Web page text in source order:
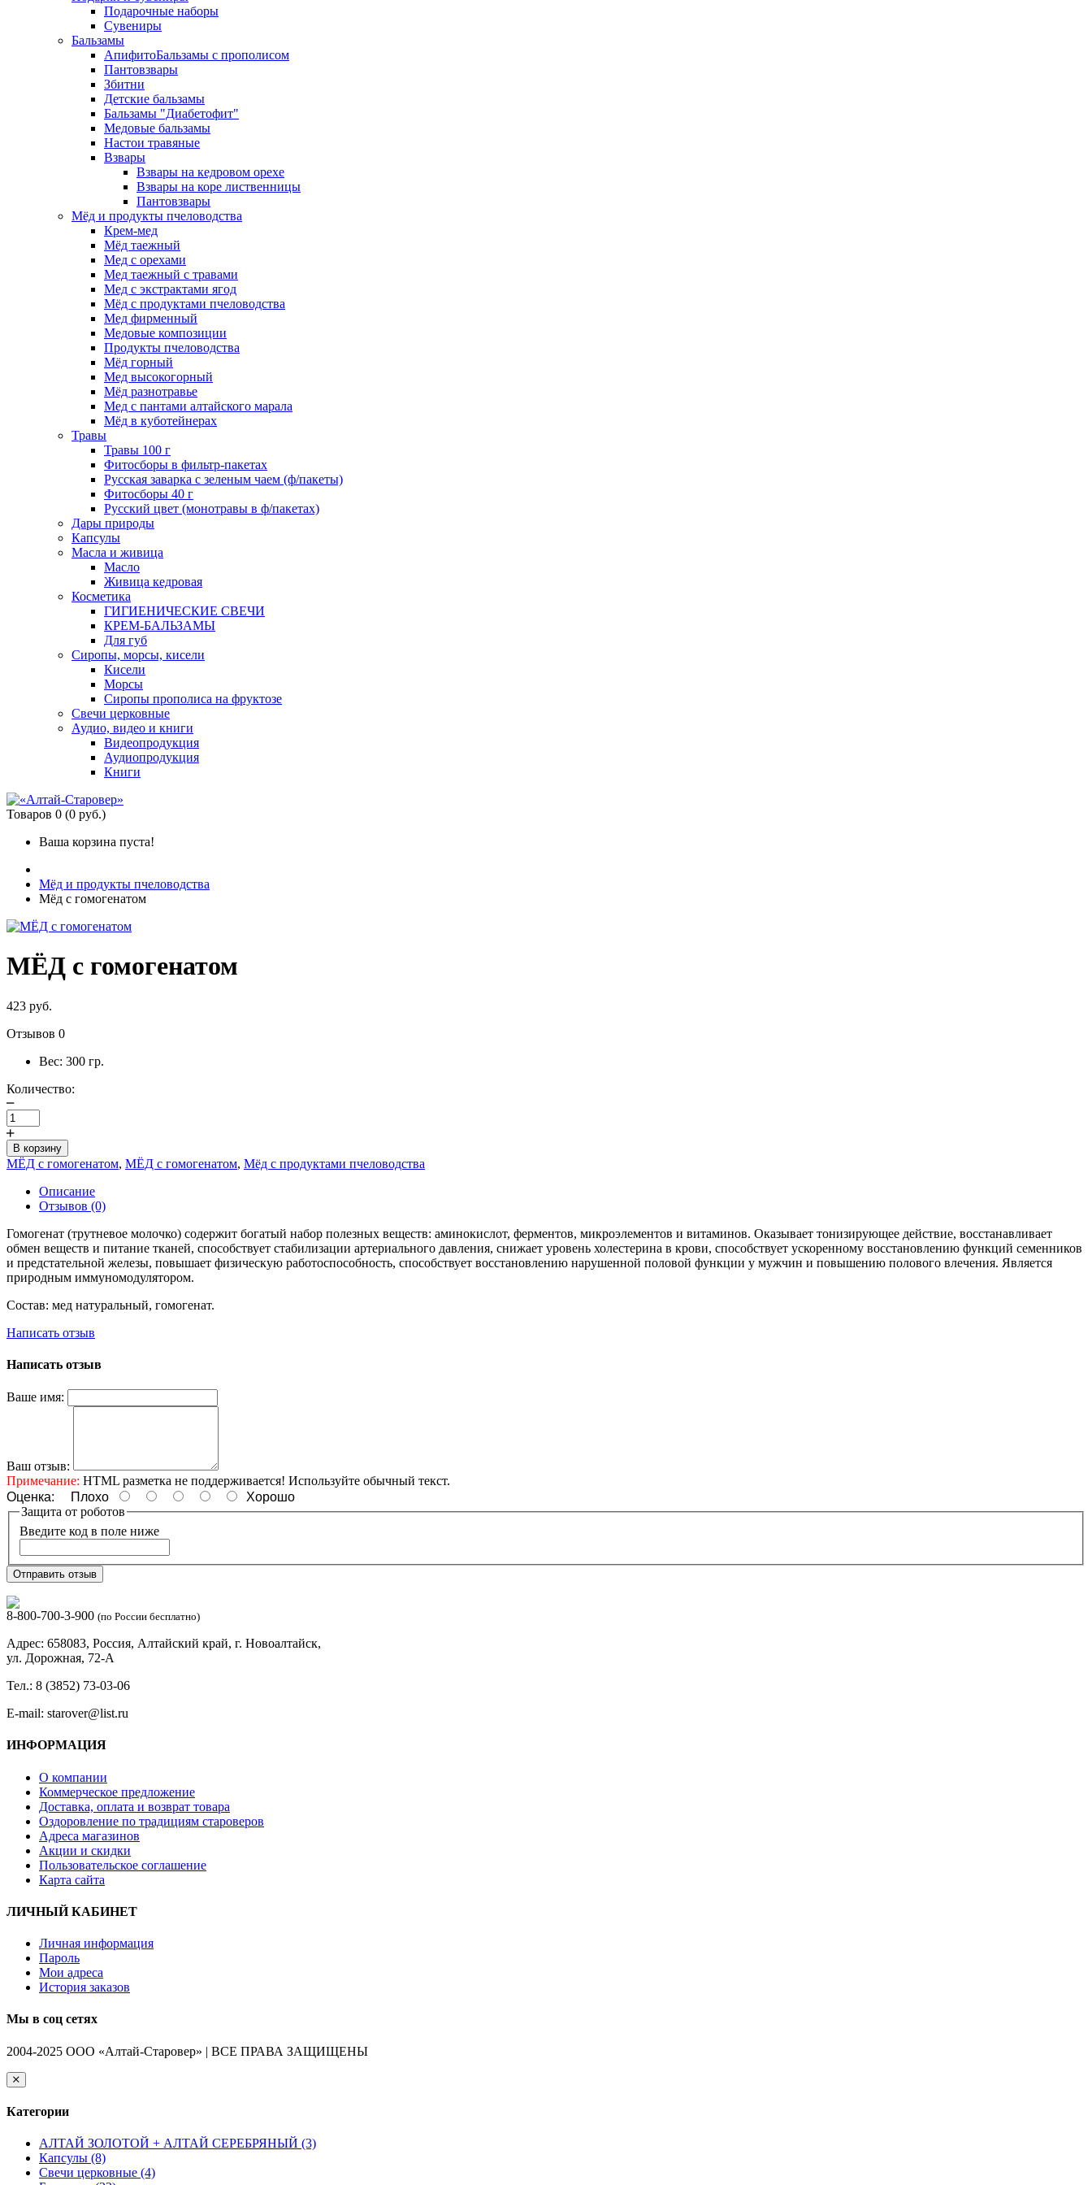
Подарочные наборы
Сувениры
Бальзамы
АпифитоБальзамы с прополисом
Пантовзвары
Збитни
Детские бальзамы
Бальзамы "Диабетофит"
Медовые бальзамы
Настои травяные
Взвары
Взвары на кедровом орехе
Взвары на коре лиственницы
Пантовзвары
Мёд и продукты пчеловодства
Крем-мед
Мёд таежный
Мед с орехами
Мед таежный с травами
Мед с экстрактами ягод
Мёд с продуктами пчеловодства
Мед фирменный
Медовые композиции
Продукты пчеловодства
Мёд горный
Мед высокогорный
Мёд разнотравье
Мед с пантами алтайского марала
Мёд в куботейнерах
Травы
Травы 100 г
Фитосборы в фильтр-пакетах
Русская заварка с зеленым чаем (ф/пакеты)
Фитосборы 40 г
Русский цвет (монотравы в ф/пакетах)
Дары природы
Капсулы
Масла и живица
Масло
Живица кедровая
Косметика
ГИГИЕНИЧЕСКИЕ СВЕЧИ
КРЕМ-БАЛЬЗАМЫ
Для губ
Сиропы, морсы, кисели
Кисели
Морсы
Сиропы прополиса на фруктозе
Свечи церковные
Аудио, видео и книги
Видеопродукция
Аудиопродукция
Книги
Товаров 0 (0 руб.)
Ваша корзина пуста!
Мёд и продукты пчеловодства
Мёд с гомогенатом
МЁД с гомогенатом
423 руб.
Отзывов 0
Вес: 300 гр.
Количество:
В корзину
МЁД с гомогенатом, МЁД с гомогенатом, Мёд с продуктами пчеловодства
Описание
Отзывов (0)
Гомогенат (трутневое молочко) содержит богатый набор полезных веществ: аминокислот, ферментов, микроэлементов и витаминов. Оказывает тонизирующее действие, восстанавливает
обмен веществ и питание тканей, способствует стабилизации артериального давления, снижает уровень холестерина в крови, способствует ускоренному восстановлению функций семенников
и предстательной железы, повышает физическую работоспособность, способствует восстановлению нарушенной половой функции у мужчин и повышению полового влечения. Является
природным иммуномодулятором.
Состав: мед натуральный, гомогенат.
Написать отзыв
Написать отзыв
Ваше имя:
Ваш отзыв:
Примечание: HTML разметка не поддерживается! Используйте обычный текст.
Оценка: Плохо
Хорошо
Защита от роботов
Введите код в поле ниже
Отправить отзыв
8-800-700-3-900 (по России бесплатно)
Адрес: 658083, Россия, Алтайский край, г. Новоалтайск,
ул. Дорожная, 72-А
Тел.: 8 (3852) 73-03-06
E-mail: starover@list.ru
ИНФОРМАЦИЯ
О компании
Коммерческое предложение
Доставка, оплата и возврат товара
Оздоровление по традициям староверов
Адреса магазинов
Акции и скидки
Пользовательское соглашение
Карта сайта
ЛИЧНЫЙ КАБИНЕТ
Личная информация
Пароль
Мои адреса
История заказов
Мы в соц сетях
2004-2025 ООО «Алтай-Старовер» | ВСЕ ПРАВА ЗАЩИЩЕНЫ
Категории
АЛТАЙ ЗОЛОТОЙ + АЛТАЙ СЕРЕБРЯНЫЙ (3)
Капсулы (8)
Свечи церковные (4)